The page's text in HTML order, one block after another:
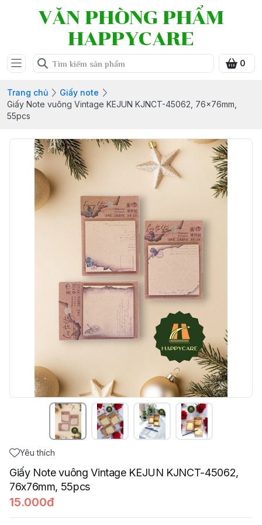
VĂN PHÒNG PHẨM
HAPPYCARE
0
Trang chủ
Giấy note
Giấy Note vuông Vintage KEJUN KJNCT-45062, 76x76mm,
55pcs
Yêu thích
Giấy Note vuông Vintage KEJUN KJNCT-45062,
76x76mm, 55pcs
15.000đ